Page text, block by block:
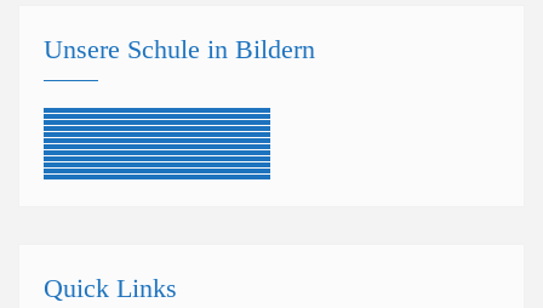
Unsere Schule in Bildern
Quick Links